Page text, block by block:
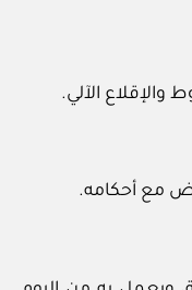
الآلي.
مع أحكامه.